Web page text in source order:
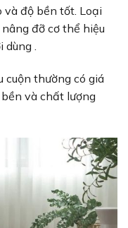
và độ bền tốt. Loại
đỡ cơ thể hiệu
dùng .
cuộn thường có giá
và chất lượng